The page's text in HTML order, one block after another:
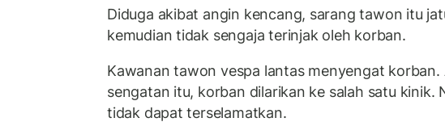
Diduga akibat angin kencang, sarang tawon itu
kemudian tidak sengaja terinjak oleh korban.
Kawanan tawon vespa lantas menyengat korban.
sengatan itu, korban dilarikan ke salah satu kinik.
tidak dapat terselamatkan.